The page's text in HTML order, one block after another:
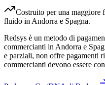
Costruito per una maggiore
fluido in Andorra e Spagna.
Redsys è un metodo di
commercianti in Andorra e
e parziali, non offre pagamenti
commercianti devono essere